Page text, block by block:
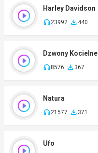
Harley Davidson
23992 440
Dzwony Kocielne
8576 367
Natura
21577 371
Ufo